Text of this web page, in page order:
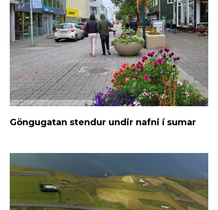
Göngugatan stendur undir nafni í sumar